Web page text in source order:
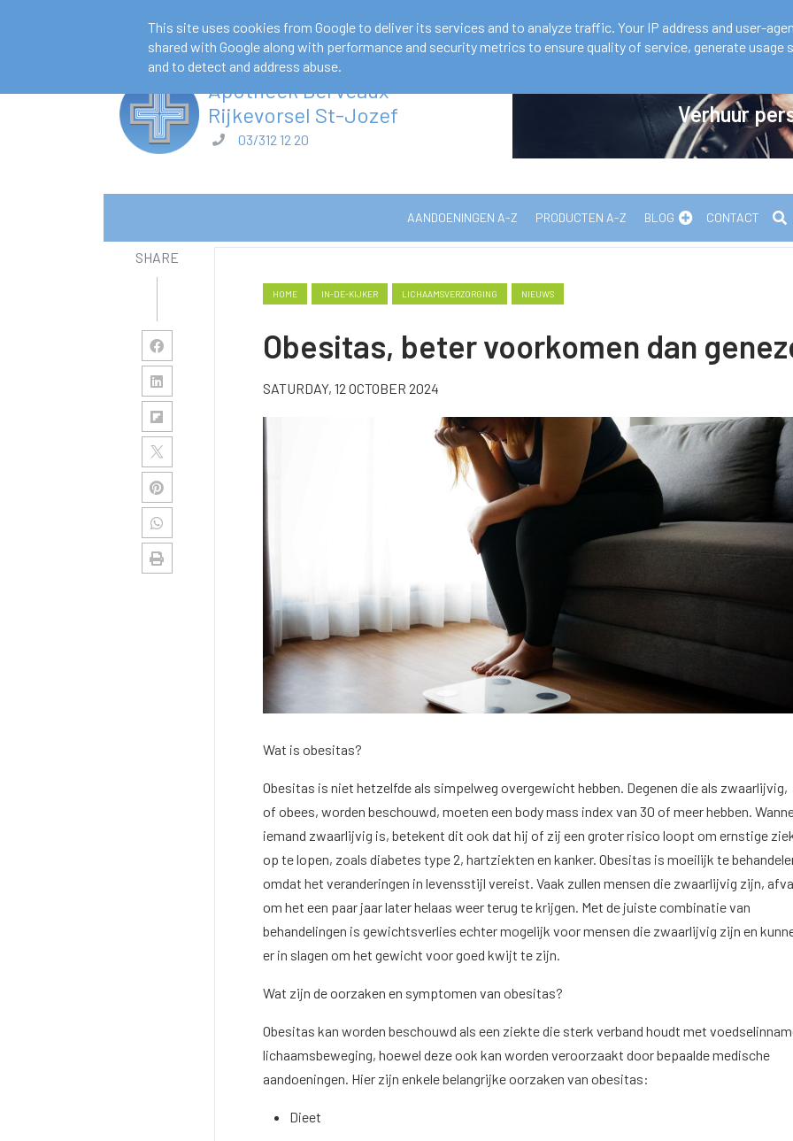
apotheekderveaux@telenet.be 03/312 12 20
Apotheek Derveaux
​​​​​​​Rijkevorsel St-Jozef
03/312 12 20
medicatieschema kan je leven redden! Verhuur
AANDOENINGEN A-Z PRODUCTEN A-Z BLOG CONTACT
SHARE
HOME IN-DE-KIJKER LICHAAMSVERZORGING NIEUWS
Obesitas, beter voorkomen dan
SATURDAY, 12 OCTOBER 2024
Wat is obesitas?
Obesitas is niet hetzelfde als simpelweg overgewicht hebben. Degenen die als zwaarlijvig,
of obees, worden beschouwd, moeten een body mass index van 30 of meer hebben.
iemand zwaarlijvig is, betekent dit ook dat hij of zij een groter risico loopt om ernstige
op te lopen, zoals diabetes type 2, hartziekten en kanker. Obesitas is moeilijk te
omdat het veranderingen in levensstijl vereist. Vaak zullen mensen die zwaarlijvig zijn,
om het een paar jaar later helaas weer terug te krijgen. Met de juiste combinatie van
behandelingen is gewichtsverlies echter mogelijk voor mensen die zwaarlijvig zijn en
er in slagen om het gewicht voor goed kwijt te zijn.
Wat zijn de oorzaken en symptomen van obesitas?
Obesitas kan worden beschouwd als een ziekte die sterk verband houdt met
lichaamsbeweging, hoewel deze ook kan worden veroorzaakt door bepaalde medische
aandoeningen. Hier zijn enkele belangrijke oorzaken van obesitas:
Dieet
This site uses cookies from Google to deliver its services and to analyze traffic. Your IP address and user-
shared with Google along with performance and security metrics to ensure quality of service, generate
and to detect and address abuse.